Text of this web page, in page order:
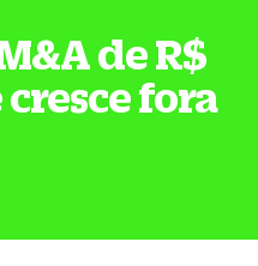
de R$
fora